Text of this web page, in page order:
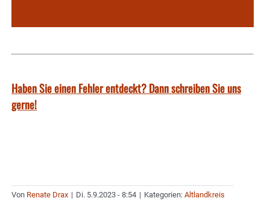
Haben Sie einen Fehler entdeckt? Dann schreiben Sie uns
gerne!
Von Renate Drax | Di. 5.9.2023 - 8:54 | Kategorien: Altlandkreis